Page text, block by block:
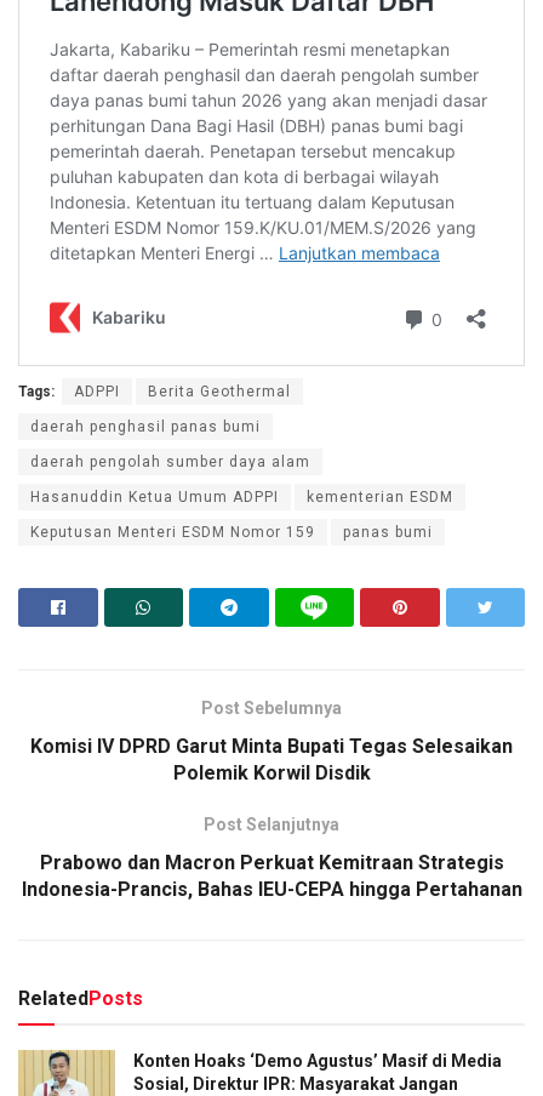
Tags: ADPPI Berita Geothermal
daerah penghasil panas bumi
daerah pengolah sumber daya alam
Hasanuddin Ketua Umum ADPPI kementerian ESDM
Keputusan Menteri ESDM Nomor 159 panas bumi
Post Sebelumnya
Komisi IV DPRD Garut Minta Bupati Tegas Selesaikan
Polemik Korwil Disdik
Post Selanjutnya
Prabowo dan Macron Perkuat Kemitraan Strategis
Indonesia-Prancis, Bahas IEU-CEPA hingga Pertahanan
Related Posts
Konten Hoaks ‘Demo Agustus’ Masif di Media
Sosial, Direktur IPR: Masyarakat Jangan